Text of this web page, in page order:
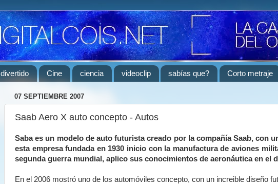
divertido Cine ciencia videoclip sabías que? Corto metraje
07 SEPTIEMBRE 2007
Saab Aero X auto concepto - Autos
Saba es un modelo de auto futurista creado por la compañía Saab, con
esta empresa fundada en 1930 inicio con la manufactura de aviones
segunda guerra mundial, aplico sus conocimientos de aeronáutica en el
En el 2006 mostró uno de los automóviles concepto, con un increible diseño